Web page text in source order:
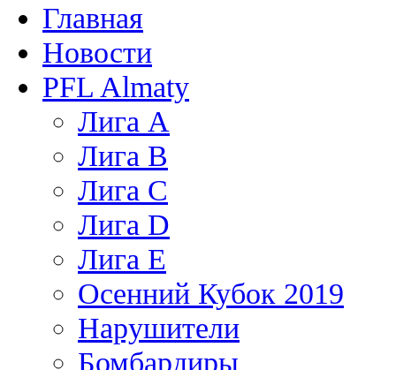
Главная
Новости
PFL Almaty
Лига A
Лига В
Лига С
Лига D
Лига Е
Осенний Кубок 2019
Нарушители
Бомбардиры